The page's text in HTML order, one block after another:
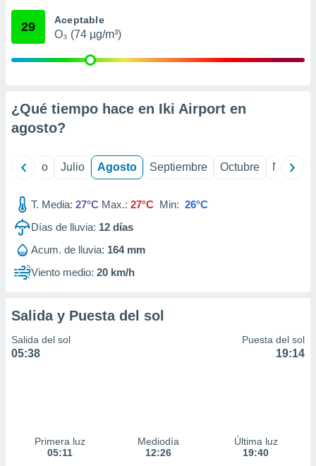
e
publicidad
1199
29 Aceptable
O₃ (74 µg/m³)
¿Qué tiempo hace en Iki Airport en
agosto?
Junio Julio Agosto Septiembre Octubre
T. Media: 27°C Max.: 27°C Min: 26°C
Días de lluvia: 12 días
Acum. de lluvia: 164 mm
Viento medio: 20 km/h
Salida y Puesta del sol
Salida del sol
05:38
Puesta del sol
19:14
Primera luz
05:11
Mediodía
12:26
Última luz
19:40